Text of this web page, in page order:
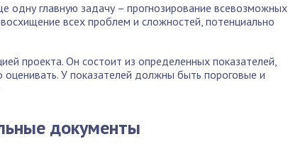
одну главную задачу – прогнозирование всевозможных
всех проблем и сложностей, потенциально
проекта. Он состоит из определенных показателей,
У показателей должны быть пороговые и
документы